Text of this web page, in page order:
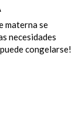
materna se
necesidades
congelarse!